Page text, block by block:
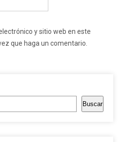
y sitio web en este
que haga un comentario.
Buscar